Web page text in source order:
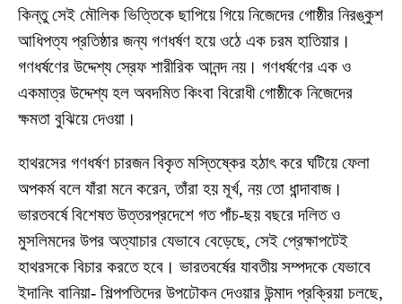
কিন্তু সেই মৌলিক ভিত্তিকে ছাপিয়ে গিয়ে নিজেদের গোষ্ঠীর নিরঙ্কুশ
আধিপত্য প্রতিষ্ঠার জন্য গণধর্ষণ হয়ে ওঠে এক চরম হাতিয়ার।
গণধর্ষণের উদ্দেশ্য স্রেফ শারীরিক আনন্দ নয়। গণধর্ষণের এক ও
একমাত্র উদ্দেশ্য হল অবদমিত কিংবা বিরোধী গোষ্ঠীকে নিজেদের
ক্ষমতা বুঝিয়ে দেওয়া।
হাথরসের গণধর্ষণ চারজন বিকৃত মস্তিষ্কের হঠাৎ করে ঘটিয়ে ফেলা
অপকর্ম বলে যাঁরা মনে করেন, তাঁরা হয় মূর্খ, নয় তো ধান্দাবাজ।
ভারতবর্ষে বিশেষত উত্তরপ্রদেশে গত পাঁচ-ছয় বছরে দলিত ও
মুসলিমদের উপর অত্যাচার যেভাবে বেড়েছে, সেই প্রেক্ষাপটেই
হাথরসকে বিচার করতে হবে। ভারতবর্ষের যাবতীয় সম্পদকে যেভাবে
ইদানিং বানিয়া- শিল্পপতিদের উপঢৌকন দেওয়ার উন্মাদ প্রক্রিয়া চলছে,